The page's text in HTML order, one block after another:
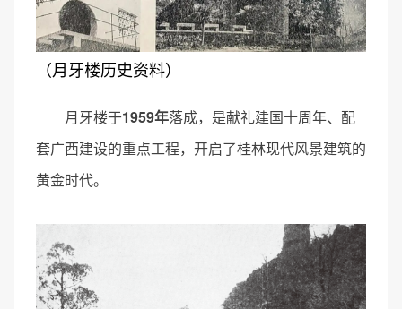
（月牙楼历史资料）
月牙楼于1959年落成，是献礼建国十周年、配
套广西建设的重点工程，开启了桂林现代风景建筑的
黄金时代。